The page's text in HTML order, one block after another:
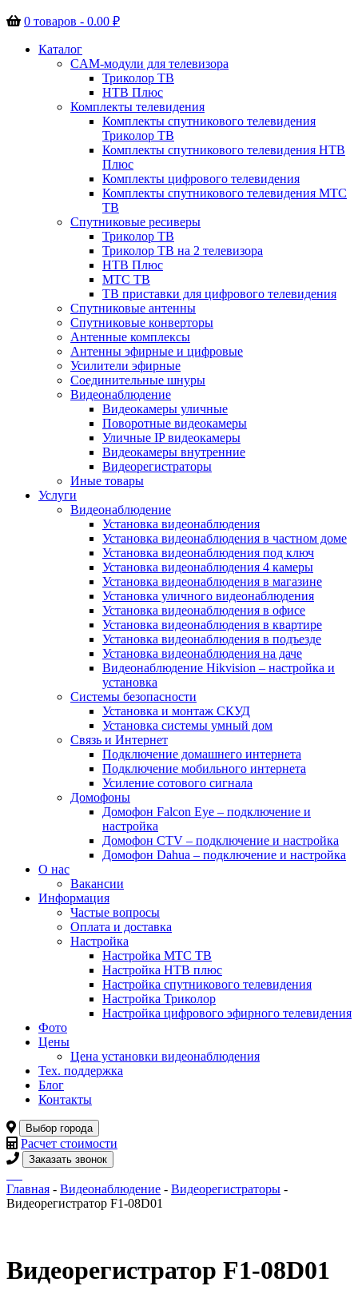
0 товаров - 0.00 ₽
Каталог
CAM-модули для телевизора
Триколор ТВ
НТВ Плюс
Комплекты телевидения
Комплекты спутникового телевидения
Триколор ТВ
Комплекты спутникового телевидения НТВ
Плюс
Комплекты цифрового телевидения
Комплекты спутникового телевидения МТС
ТВ
Спутниковые ресиверы
Триколор ТВ
Триколор ТВ на 2 телевизора
НТВ Плюс
МТС ТВ
ТВ приставки для цифрового телевидения
Спутниковые антенны
Спутниковые конверторы
Антенные комплексы
Антенны эфирные и цифровые
Усилители эфирные
Соединительные шнуры
Видеонаблюдение
Видеокамеры уличные
Поворотные видеокамеры
Уличные IP видеокамеры
Видеокамеры внутренние
Видеорегистраторы
Иные товары
Услуги
Видеонаблюдение
Установка видеонаблюдения
Установка видеонаблюдения в частном доме
Установка видеонаблюдения под ключ
Установка видеонаблюдения 4 камеры
Установка видеонаблюдения в магазине
Установка уличного видеонаблюдения
Установка видеонаблюдения в офисе
Установка видеонаблюдения в квартире
Установка видеонаблюдения в подъезде
Установка видеонаблюдения на даче
Видеонаблюдение Hikvision – настройка и
установка
Системы безопасности
Установка и монтаж СКУД
Установка системы умный дом
Связь и Интернет
Подключение домашнего интернета
Подключение мобильного интернета
Усиление сотового сигнала
Домофоны
Домофон Falcon Eye – подключение и
настройка
Домофон CTV – подключение и настройка
Домофон Dahua – подключение и настройка
О нас
Вакансии
Информация
Частые вопросы
Оплата и доставка
Настройка
Настройка МТС ТВ
Настройка НТВ плюс
Настройка спутникового телевидения
Настройка Триколор
Настройка цифрового эфирного телевидения
Фото
Цены
Цена установки видеонаблюдения
Тех. поддержка
Блог
Контакты
Выбор города
Расчет стоимости
Заказать звонок
Главная - Видеонаблюдение - Видеорегистраторы -
Видеорегистратор F1-08D01
Видеорегистратор F1-08D01